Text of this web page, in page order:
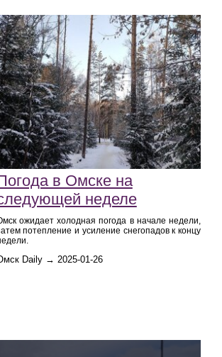
в Омске на
неделе
ожидает холодная погода в начале недели,
потепление и усиление снегопадов к концу
Daily → 2025-01-26